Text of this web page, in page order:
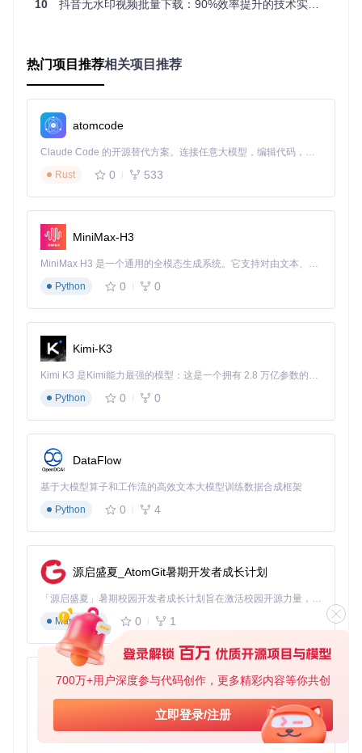
700万+用户深度参与代码创作，更多精彩内容等你共创
立即登录/注册
解决方案
操作要点：
环境准备
git clone
cd douyin-downloader
# Windows: venv\Scripts\activate
依赖安装增强版
# 基础依赖安装
pip install -r requirements.txt
# 系统依赖检查
交互式配置生成
配置向导提供可视化界面，支持：
下载路径自动检测与创建
网络参数智能推荐（根据当前网络状况）
通过配置向导生成的优化配置，新用户部署时间从平均45分钟
缩短至10分钟，配置错误率降低80%。
三、核心功能实战应用
3.1 创作者主页批量备份
问题场景
需要完整备份特定创作者的历史作品，包括视频、音频、封面
等关联资源，手动操作耗时且易遗漏。
解决方案
# 基础模式：下载用户发布作品
python DouYinCommand.py --target user --id 123456 --type
# 高级模式：增量备份+元数据导出
操作流程：
10 抖音无水印视频批量下载：90%效率提升的技术实践指南
热门项目推荐相关项目推荐
atomcode
Claude Code 的开源替代方案。连接任意大模型，编辑代码，运行命令，自动验证 — 全自动执行。用 Rust 构建，极致性能。 ｜ An open-source alternative to Claude Code. Connect any LLM, edit code, run commands, and verify changes — autonomously. Built in Rust for speed. Get Started
Rust
0 533
MiniMax-H3
MiniMax H3 是一个通用的全模态生成系统。它支持对由文本、图像、视频和音频组成的多模态上下文进行统一理解，并能生成分辨率高达 2K、时长可达 15 秒的带原生立体声音频的视频。得益于面向任务泛化的系统设计，H3 在预训练阶段就已具备广泛的多模态上下文理解与生成能力，能够出色地执行复杂的多模态指令。
Python
0 0
Kimi-K3
Kimi K3 是Kimi能力最强的模型：这是一个拥有 2.8 万亿参数的混合专家（MoE）模型，具备原生视觉理解能力，并支持 100 万 token 的上下文窗口。
Python
0 0
DataFlow
基于大模型算子和工作流的高效文本大模型训练数据合成框架
Python
0 4
源启盛夏_AtomGit暑期开发者成长计划
「源启盛夏」暑期校园开发者成长计划旨在激活校园开源力量，通过积分激励、认证扶持、资源倾斜等形式，引导高校组织和开发者完成「入驻 — 建项目 — 做贡献 — 获认证 — 得资源」的完整闭环。无论你是想带领社团入驻平台的组织者，还是希望用代码贡献证明自己的开发者，都能在这里找到属于你的成长路径。
Markdown
0 1
py-xiaozhi
基于Python的Xiaozhi AI，适用于想要完整Xiaozhi体验而无需拥有专用硬件的用户。
Python
0 1